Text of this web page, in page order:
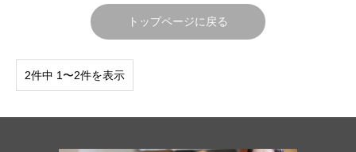
トップページに戻る
2件中 1〜2件を表示